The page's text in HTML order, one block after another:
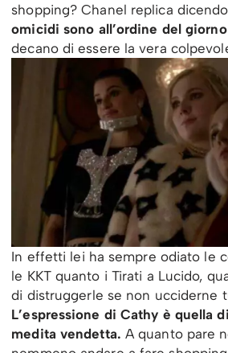
shopping? Chanel replica
omicidi sono all’ordine del giorno
decano di essere la vera
In effetti lei ha sempre odiato le
le KKT quanto i Tirati a Lucido,
di distruggerle se non ucciderne
L’espressione di Cathy è quella
medita vendetta. A quanto pare